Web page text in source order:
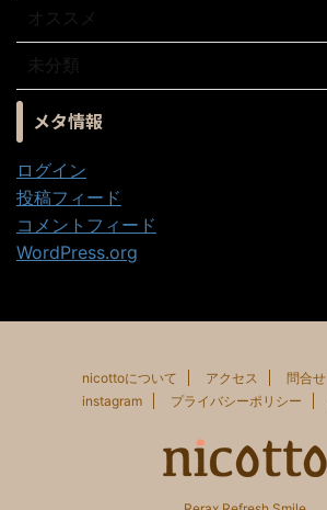
オススメ
未分類
メタ情報
ログイン
投稿フィード
コメントフィード
WordPress.org
nicottoについて アクセス 問合せ
instagram
プライバシーポリシー